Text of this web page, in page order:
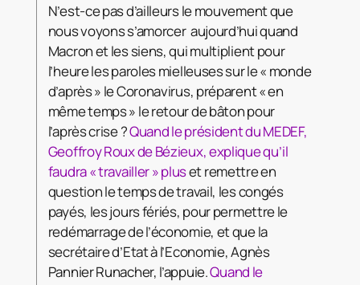
N’est-ce pas d’ailleurs le mouvement que
nous voyons s’amorcer aujourd’hui quand
Macron et les siens, qui multiplient pour
l’heure les paroles mielleuses sur le « monde
d’après » le Coronavirus, préparent « en
même temps » le retour de bâton pour
l’après crise ?Quand le président du MEDEF,
Geoffroy Roux de Bézieux, explique qu’il
faudra « travailler » pluset remettre en
question le temps de travail, les congés
payés, les jours fériés, pour permettre le
redémarrage de l’économie, et que la
secrétaire d’Etat à l’Economie, Agnès
Pannier Runacher, l’appuie.Quand le